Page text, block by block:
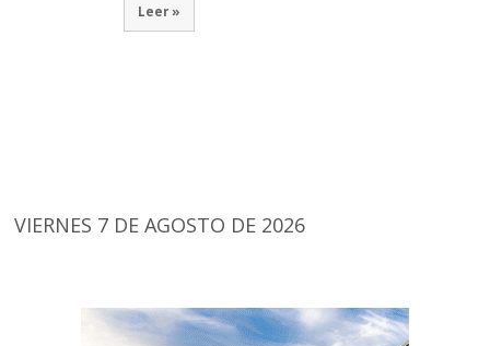
Leer »
VIERNES 7 DE AGOSTO DE 2026